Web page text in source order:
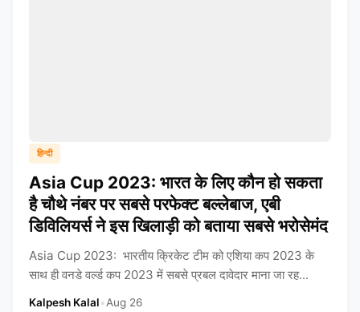
हिन्दी
Asia Cup 2023: भारत के लिए कौन हो सकता
है चौथे नंबर पर सबसे परफेक्ट बल्लेबाज, एबी
डिविलियर्स ने इस खिलाड़ी को बताया सबसे भरोसेमंद
Asia Cup 2023: भारतीय क्रिकेट टीम को एशिया कप 2023 के
साथ ही वनडे वर्ल्ड कप 2023 में सबसे प्रबल दावेदार माना जा रह...
Kalpesh Kalal•Aug 26